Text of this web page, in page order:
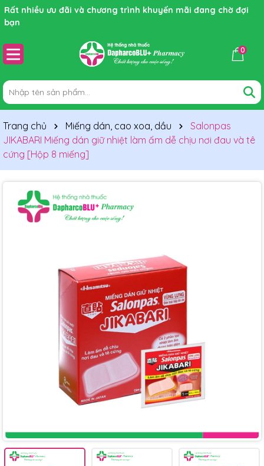
Rất nhiều ưu đãi và chương trình khuyến mãi đang chờ đợi
bạn
0
Trang chủ Miếng dán, cao xoa, dầu
Salonpas
JIKABARI Miếng dán giữ nhiệt làm ấm dễ chịu nơi đau và tê
cứng [Hộp 8 miếng]